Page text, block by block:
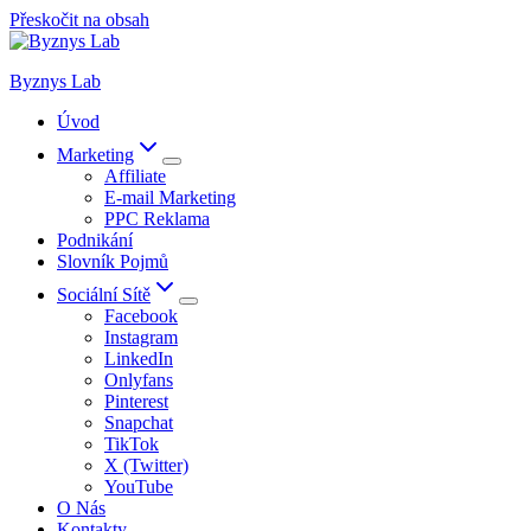
Přeskočit na obsah
Byznys Lab
Úvod
Marketing
Affiliate
E-mail Marketing
PPC Reklama
Podnikání
Slovník Pojmů
Sociální Sítě
Facebook
Instagram
LinkedIn
Onlyfans
Pinterest
Snapchat
TikTok
X (Twitter)
YouTube
O Nás